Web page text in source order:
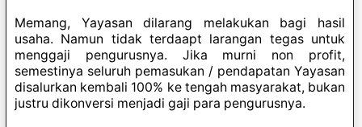
Memang, Yayasan dilarang melakukan bagi hasil
usaha. Namun tidak terdaapt larangan tegas untuk
menggaji pengurusnya. Jika murni non profit,
semestinya seluruh pemasukan / pendapatan Yayasan
disalurkan kembali 100% ke tengah masyarakat, bukan
justru dikonversi menjadi gaji para pengurusnya.